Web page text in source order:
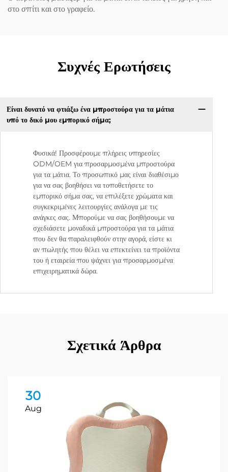
στο σπίτι και στο γραφείο.
Συχνές Ερωτήσεις
Είναι δυνατό να φτιάξω ένα μπροστούρα για τα μάτια
υπό το δικό μου εμπορικό σήμα;
Φυσικά! Προσφέρουμε πλήρεις υπηρεσίες
ODM/OEM για προσαρμοσμένα μπροστούρα
για τα μάτια. Το προσωπικό μας είναι διαθέσιμο
για να σας βοηθήσει να τοποθετήσετε το
εμπορικό σήμα σας, να επιλέξετε χρώματα και
συγκεκριμένες λειτουργίες ανάλογα με τις
ανάγκες σας. Μπορούμε να σας βοηθήσουμε να
σχεδιάσετε μοναδικά μπροστούρα για τα μάτια
που δεν θα παραλειφθούν στην αγορά, είστε κι
αν πωλητής που θέλει να επεκτείνει τα προϊόντα
του ή εταιρεία που ψάχνει για προσαρμοσμένα
επιχειρηματικά δώρα.
Σχετικά Άρθρα
30
Aug